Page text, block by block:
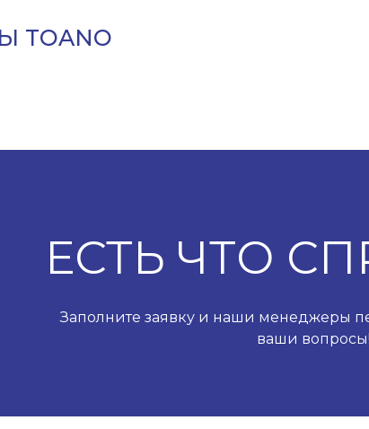
TOANO
ЕСТЬ ЧТО
Заполните заявку и наши менеджеры
ваши вопросы!